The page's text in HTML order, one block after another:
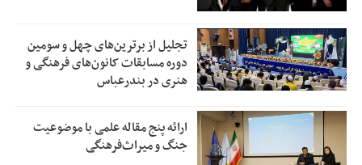
تجلیل از بر‌ترین‌های چهل و سومین
دوره مسابقات کانون‌های فرهنگی و
هنری در بندرعباس
ارائه پنج مقاله علمی با موضوعیت
جنگ و میراث‌فرهنگی